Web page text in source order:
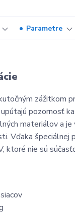
Parametre
zážitkom
pozornosť
materiálov a
Vďaka
ktoré nie sú